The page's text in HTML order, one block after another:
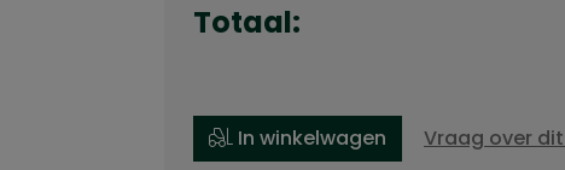
Totaal:
In winkelwagen Vraag over